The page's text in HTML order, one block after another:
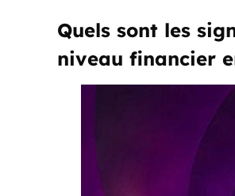
Quels sont les
niveau financier